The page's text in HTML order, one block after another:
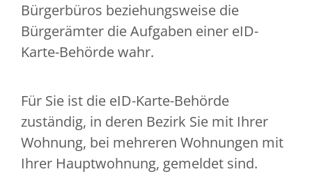
Bürgerbüros beziehungsweise die
Bürgerämter die Aufgaben einer eID-
Karte-Behörde wahr.
Für Sie ist die eID-Karte-Behörde
zuständig, in deren Bezirk Sie mit Ihrer
Wohnung, bei mehreren Wohnungen mit
Ihrer Hauptwohnung, gemeldet sind.